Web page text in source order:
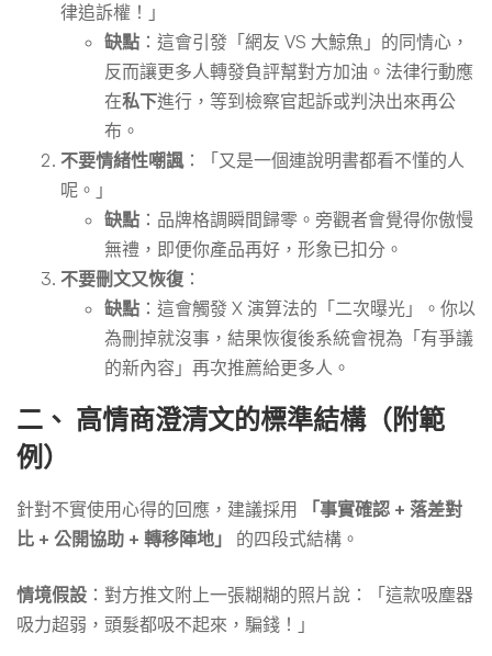
律追訴權！」
缺點 ：這會引發「網友 VS 大鯨魚」的同情心，
反而讓更多人轉發負評幫對方加油。法律行動應
在私下進行，等到檢察官起訴或判決出來再公
布。
不要情緒性嘲諷：「又是一個連說明書都看不懂的人
呢。」
缺點 ：品牌格調瞬間歸零。旁觀者會覺得你傲慢
無禮，即便你產品再好，形象已扣分。
不要刪文又恢復 ：
缺點 ：這會觸發 X 演算法的「二次曝光」。你以
為刪掉就沒事，結果恢復後系統會視為「有爭議
的新內容」再次推薦給更多人。
二、 高情商澄清文的標準結構（附範
例）
針對不實使用心得的回應，建議採用
「事實確認 + 落差對
比 + 公開協助 + 轉移陣地」
的四段式結構。
情境假設 ：對方推文附上一張糊糊的照片說：「這款吸塵器
吸力超弱，頭髮都吸不起來，騙錢！」